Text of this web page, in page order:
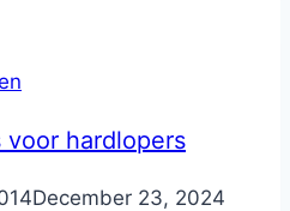
voor hardlopers
December 23, 2024